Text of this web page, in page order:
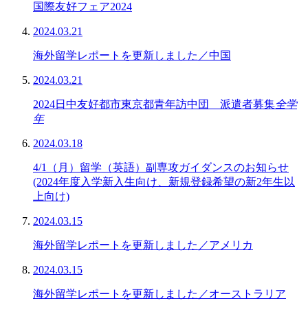
国際友好フェア2024
2024.03.21
海外留学レポートを更新しました／中国
2024.03.21
2024日中友好都市東京都青年訪中団 派遣者募集全学
年
2024.03.18
4/1（月）留学（英語）副専攻ガイダンスのお知らせ
(2024年度入学新入生向け、新規登録希望の新2年生以
上向け)
2024.03.15
海外留学レポートを更新しました／アメリカ
2024.03.15
海外留学レポートを更新しました／オーストラリア